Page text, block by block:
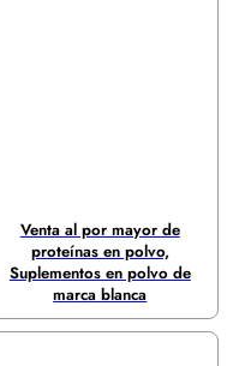
Venta al por mayor de
proteínas en polvo,
Suplementos en polvo de
marca blanca